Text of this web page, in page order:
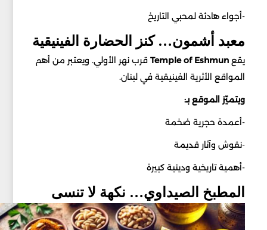
-أجواء هادئة لمحبي التاريخ
معبد أشمون… كنز الحضارة الفينيقية
Temple of Eshmun
قرب نهر الأولي. ويعتبر من أهم
المواقع الأثرية الفينيقية في لبنان.
ويتميّز الموقع بـ:
-أعمدة حجرية ضخمة
-نقوش وآثار قديمة
-أهمية تاريخية ودينية كبيرة
المطبخ الصيداوي… نكهة لا تنسى